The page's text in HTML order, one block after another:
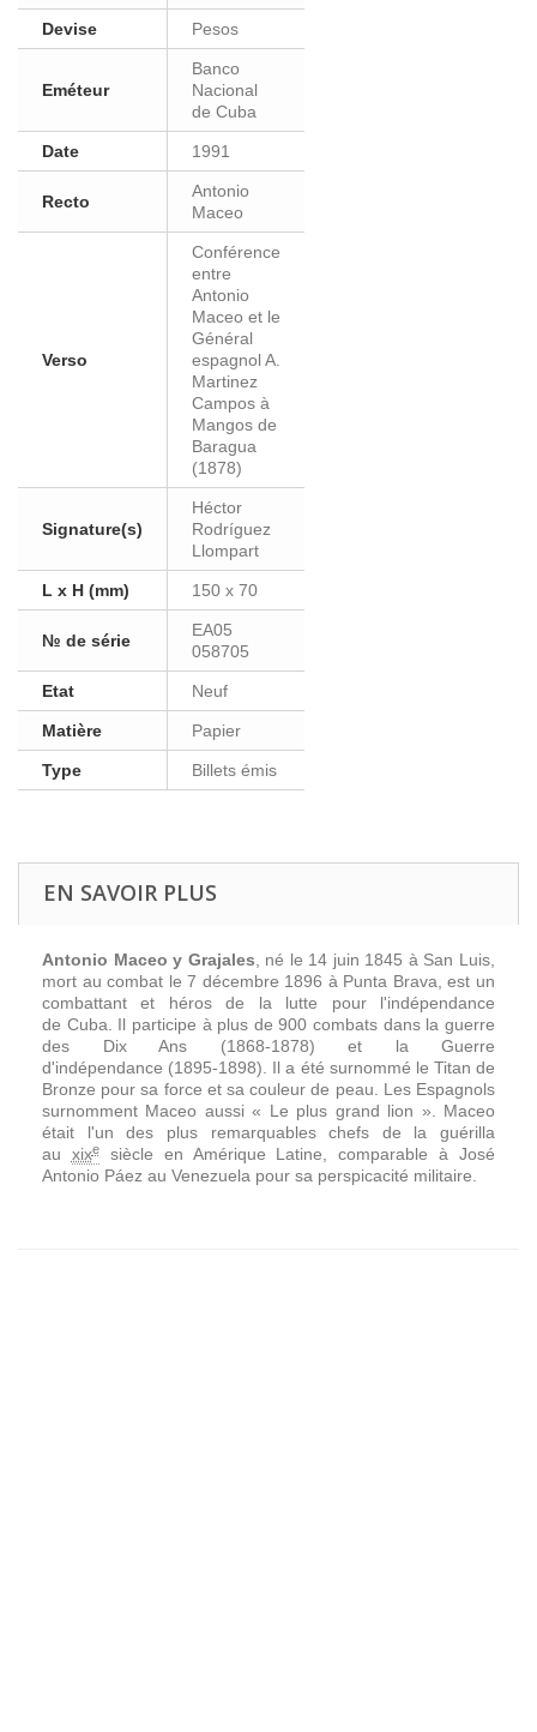
Devise Pesos
Eméteur
Banco
Nacional
de Cuba
Date 1991
Recto
Antonio
Maceo
Verso
Conférence
entre
Antonio
Maceo et le
Général
espagnol A.
Martinez
Campos à
Mangos de
Baragua
(1878)
Signature(s)
Héctor
Rodríguez
Llompart
L x H (mm) 150 x 70
№ de série
EA05
058705
Etat Neuf
Matière Papier
Type Billets émis
EN SAVOIR PLUS
Antonio Maceo y Grajales , né le 14 juin 1845 à San Luis,
mort au combat le7 décembre 1896 à Punta Brava , est un
combattant et héros de la lutte pour l'indépendance
de Cuba . Il participe à plus de900 combats dans laguerre
des Dix Ans (1868-1878) et la Guerre
d'indépendance (1895-1898). Il a été surnommé le Titan de
Bronze pour sa force et sa couleur de peau. Les Espagnols
surnomment Maceo aussi « Le plus grand lion ». Maceo
était l'un des plus remarquables chefs de la guérilla
au xixesiècle en Amérique Latine, comparable à José
Antonio Páez au Venezuela pour sa perspicacité militaire.